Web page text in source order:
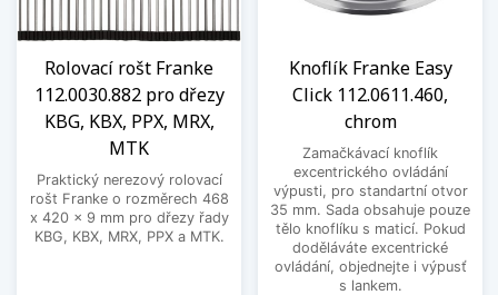
Rolovací rošt Franke
112.0030.882 pro dřezy
KBG, KBX, PPX, MRX,
MTK
Praktický nerezový rolovací
rošt Franke o rozměrech 468
x 420 x 9 mm pro dřezy řady
KBG, KBX, MRX, PPX a MTK.
Knoflík Franke Easy
Click 112.0611.460,
chrom
Zamačkávací knoflík
excentrického ovládání
výpusti, pro standartní otvor
35 mm. Sada obsahuje pouze
tělo knoflíku s maticí. Pokud
doděláváte excentrické
ovládání, objednejte i výpusť
s lankem.